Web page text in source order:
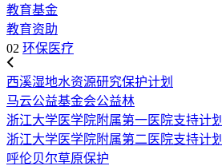
教育基金
教育资助
02 环保医疗
西溪湿地水资源研究保护计划
马云公益基金会公益林
浙江大学医学院附属第一医院支持计划
浙江大学医学院附属第二医院支持计划
呼伦贝尔草原保护